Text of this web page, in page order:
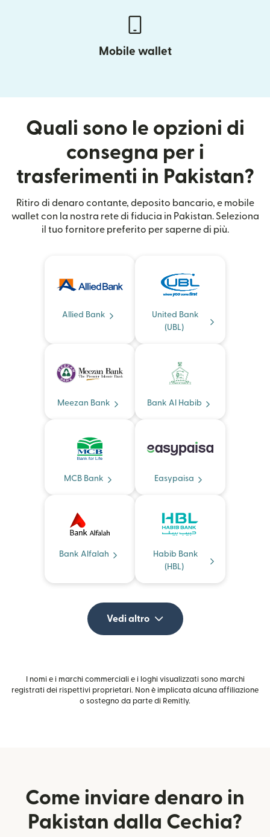
Mobile wallet
Quali sono le opzioni di
consegna per i
trasferimenti in Pakistan?
Ritiro di denaro contante, deposito bancario, e mobile
wallet con la nostra rete di fiducia in Pakistan. Seleziona
il tuo fornitore preferito per saperne di più.
Allied Bank
United Bank
(UBL)
Meezan Bank Bank Al Habib
MCB Bank Easypaisa
Bank Alfalah
Habib Bank
(HBL)
Vedi altro
I nomi e i marchi commerciali e i loghi visualizzati sono marchi
registrati dei rispettivi proprietari. Non è implicata alcuna affiliazione
o sostegno da parte di Remitly.
Come inviare denaro in
Pakistan dalla Cechia?